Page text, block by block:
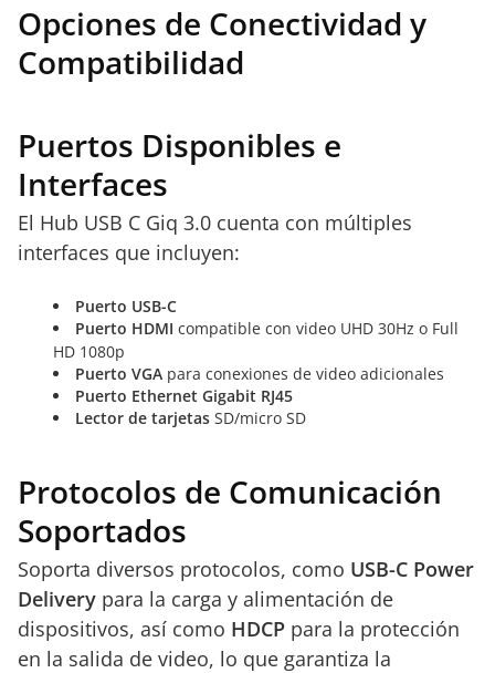
Opciones de Conectividad y
Compatibilidad
Puertos Disponibles e
Interfaces
El Hub USB C Giq 3.0 cuenta con múltiples
interfaces que incluyen:
Puerto USB-C
Puerto HDMI compatible con video UHD 30Hz o Full
HD 1080p
Puerto VGA para conexiones de video adicionales
Puerto Ethernet Gigabit RJ45
Lector de tarjetas SD/micro SD
Protocolos de Comunicación
Soportados
Soporta diversos protocolos, como USB-C Power
Delivery para la carga y alimentación de
dispositivos, así como HDCP para la protección
en la salida de video, lo que garantiza la